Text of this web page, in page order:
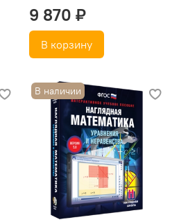
9 870 ₽
В корзину
В наличии